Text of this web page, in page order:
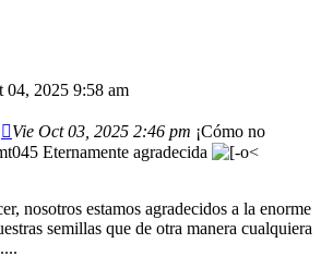
04, 2025 9:58 am
Vie Oct 03, 2025 2:46 pm ¡Cómo no
Eternamente agradecida
nosotros estamos agradecidos a la enorme
semillas que de otra manera cualquiera